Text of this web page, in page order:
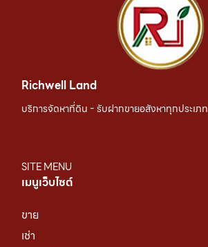
Richwell Land
บริการจัดหาที่ดิน - รับฝากขายอสังหาทุกประเภท
SITE MENU
เมนูเว็บไซต์
ขาย
เช่า